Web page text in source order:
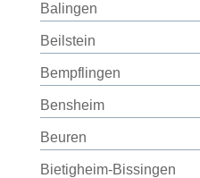
Balingen
Beilstein
Bempflingen
Bensheim
Beuren
Bietigheim-Bissingen